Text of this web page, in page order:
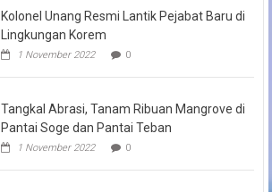
Kolonel Unang Resmi Lantik Pejabat Baru di
Lingkungan Korem
1 November 2022 0
Tangkal Abrasi, Tanam Ribuan Mangrove di
Pantai Soge dan Pantai Teban
1 November 2022 0